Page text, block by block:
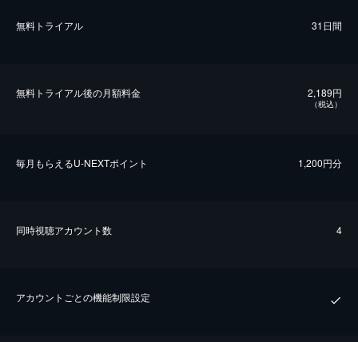
無料トライアル 31日間
無料トライアル後の⽉額料金 2,189円
（税込）
毎⽉もらえるU-NEXTポイント 1,200円分
同時視聴アカウント数 4
アカウントごとの機能制限設定